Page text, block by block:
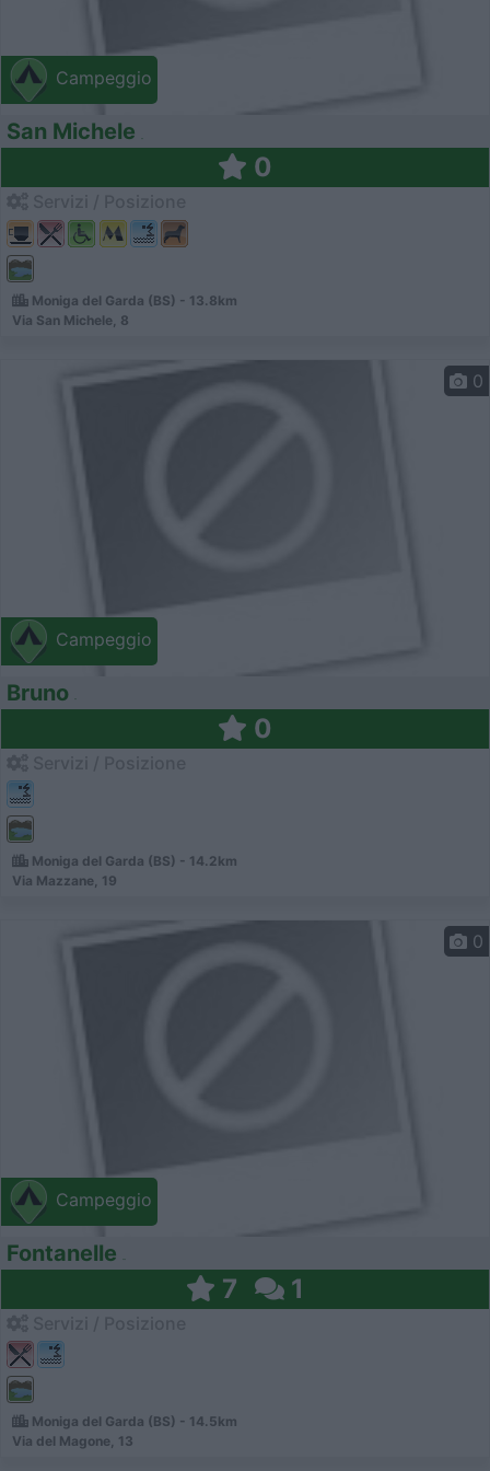
Campeggio
San Michele
0
Moniga del Garda (BS) - 13.8km
Via San Michele, 8
Campeggio
0
Bruno
0
Moniga del Garda (BS) - 14.2km
Via Mazzane, 19
Campeggio
0
Fontanelle
7 1
Moniga del Garda (BS) - 14.5km
Via del Magone, 13